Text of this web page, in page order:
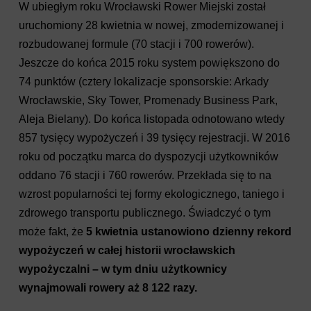
W ubiegłym roku Wrocławski Rower Miejski został
uruchomiony 28 kwietnia w nowej, zmodernizowanej i
rozbudowanej formule (70 stacji i 700 rowerów).
Jeszcze do końca 2015 roku system powiększono do
74 punktów (cztery lokalizacje sponsorskie: Arkady
Wrocławskie, Sky Tower, Promenady Business Park,
Aleja Bielany). Do końca listopada odnotowano wtedy
857 tysięcy wypożyczeń i 39 tysięcy rejestracji. W 2016
roku od początku marca do dyspozycji użytkowników
oddano 76 stacji i 760 rowerów. Przekłada się to na
wzrost popularności tej formy ekologicznego, taniego i
zdrowego transportu publicznego. Świadczyć o tym
może fakt, że 5 kwietnia ustanowiono dzienny rekord
wypożyczeń w całej historii wrocławskich
wypożyczalni – w tym dniu użytkownicy
wynajmowali rowery aż 8 122 razy.